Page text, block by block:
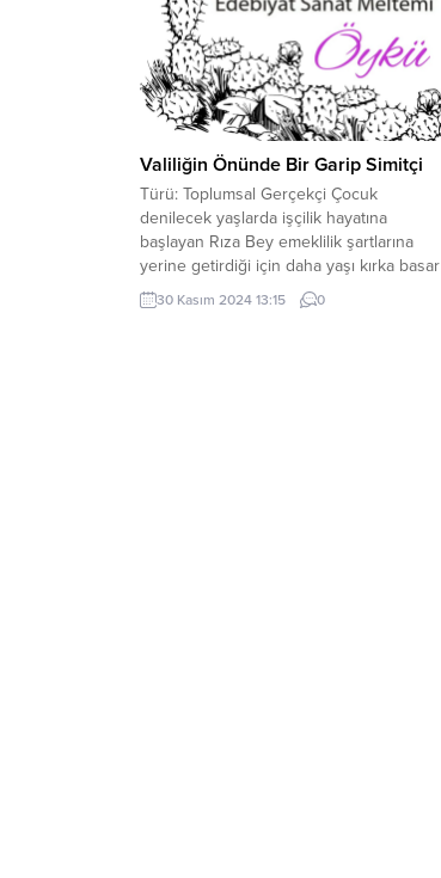
Valiliğin Önünde Bir Garip Simitçi
Türü: Toplumsal Gerçekçi Çocuk
denilecek yaşlarda işçilik hayatına
başlayan Rıza Bey emeklilik şartlarına
yerine getirdiği için daha yaşı kırka basar
basmaz en son çalıştığı işyerinden
zorunlu emekli edilir. Ancak kendisine
30 Kasım 2024 13:15 0